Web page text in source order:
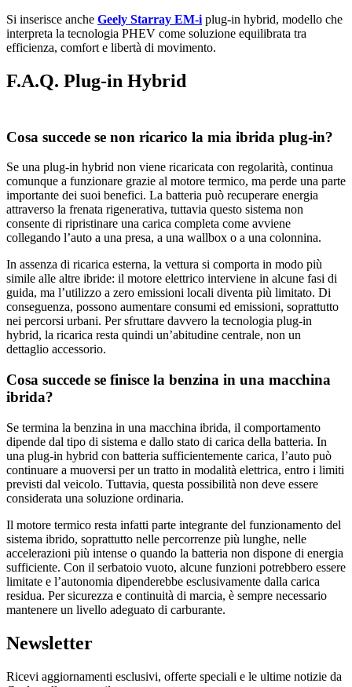
Si inserisce anche Geely Starray EM-i plug-in hybrid, modello che
interpreta la tecnologia PHEV come soluzione equilibrata tra
efficienza, comfort e libertà di movimento.
F.A.Q. Plug-in Hybrid
Cosa succede se non ricarico la mia ibrida plug-in?
Se una plug-in hybrid non viene ricaricata con regolarità, continua
comunque a funzionare grazie al motore termico, ma perde una parte
importante dei suoi benefici. La batteria può recuperare energia
attraverso la frenata rigenerativa, tuttavia questo sistema non
consente di ripristinare una carica completa come avviene
collegando l’auto a una presa, a una wallbox o a una colonnina.
In assenza di ricarica esterna, la vettura si comporta in modo più
simile alle altre ibride: il motore elettrico interviene in alcune fasi di
guida, ma l’utilizzo a zero emissioni locali diventa più limitato. Di
conseguenza, possono aumentare consumi ed emissioni, soprattutto
nei percorsi urbani. Per sfruttare davvero la tecnologia plug-in
hybrid, la ricarica resta quindi un’abitudine centrale, non un
dettaglio accessorio.
Cosa succede se finisce la benzina in una macchina
ibrida?
Se termina la benzina in una macchina ibrida, il comportamento
dipende dal tipo di sistema e dallo stato di carica della batteria. In
una plug-in hybrid con batteria sufficientemente carica, l’auto può
continuare a muoversi per un tratto in modalità elettrica, entro i limiti
previsti dal veicolo. Tuttavia, questa possibilità non deve essere
considerata una soluzione ordinaria.
Il motore termico resta infatti parte integrante del funzionamento del
sistema ibrido, soprattutto nelle percorrenze più lunghe, nelle
accelerazioni più intense o quando la batteria non dispone di energia
sufficiente. Con il serbatoio vuoto, alcune funzioni potrebbero essere
limitate e l’autonomia dipenderebbe esclusivamente dalla carica
residua. Per sicurezza e continuità di marcia, è sempre necessario
mantenere un livello adeguato di carburante.
Newsletter
Ricevi aggiornamenti esclusivi, offerte speciali e le ultime notizie da